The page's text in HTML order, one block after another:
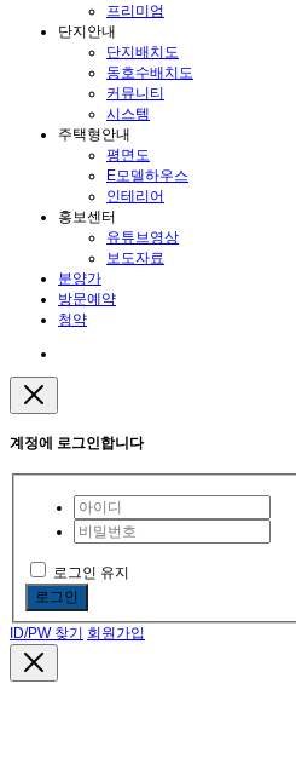
프리미엄
단지안내
단지배치도
동호수배치도
커뮤니티
시스템
주택형안내
평면도
E모델하우스
인테리어
홍보센터
유튜브영상
보도자료
분양가
방문예약
청약
계정에 로그인합니다
로그인 유지
로그인
ID/PW 찾기 회원가입